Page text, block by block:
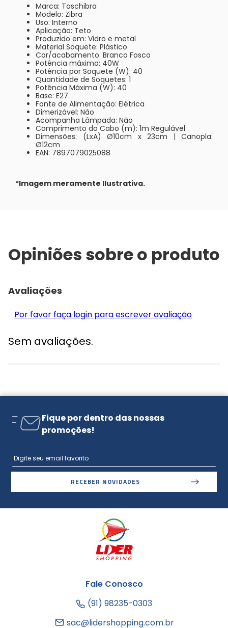
Marca: Taschibra
Modelo: Zibra
Uso: Interno
Aplicação: Teto
Produzido em: Vidro e metal
Material Soquete: Plástico
Cor/acabamento: Branco Fosco
Potência máxima: 40W
Potência por Soquete (W): 40
Quantidade de Soquetes: 1
Potência Máxima (W): 40
Base: E27
Fonte de Alimentação: Elétrica
Dimerizável: Não
Acompanha Lâmpada: Não
Comprimento do Cabo (m): 1m Regulável
Dimensões: (LxA) Ø10cm x 23cm | Canopla:
Ø12cm
EAN: 7897079025088
*Imagem meramente Ilustrativa.
Opiniões sobre o produto
Avaliações
Por favor faça login para escrever avaliação
Sem avaliações.
Fique por dentro das nossas
promoções!
RECEBER NOVIDADES
Fale Conosco
(91) 98235-0303
sac@lidershopping.com.br